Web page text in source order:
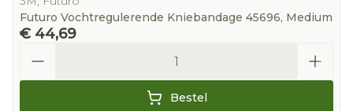
Futuro Vochtregulerende Kniebandage 45696, Medium
€ 44,69
Bestel